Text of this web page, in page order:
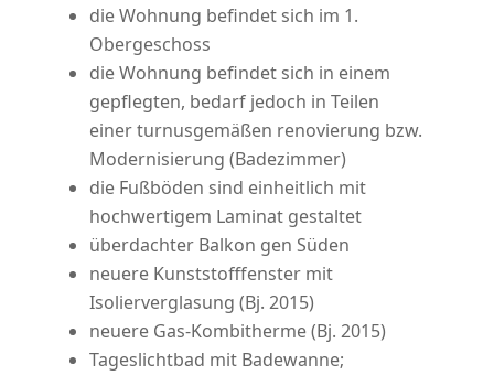
die Wohnung befindet sich im 1.
Obergeschoss
die Wohnung befindet sich in einem
gepflegten, bedarf jedoch in Teilen
einer turnusgemäßen renovierung bzw.
Modernisierung (Badezimmer)
die Fußböden sind einheitlich mit
hochwertigem Laminat gestaltet
überdachter Balkon gen Süden
neuere Kunststofffenster mit
Isolierverglasung (Bj. 2015)
neuere Gas-Kombitherme (Bj. 2015)
Tageslichtbad mit Badewanne;